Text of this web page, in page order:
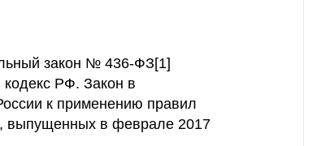
Журналы
Антикризисный инфопортал
Презентации экспертов
закон № 436-ФЗ[1]
РФ. Закон в
к применению правил
выпущенных в феврале 2017